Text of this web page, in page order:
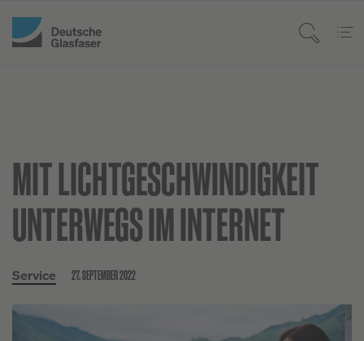
MIT LICHTGESCHWINDIGKEIT
UNTERWEGS IM INTERNET
Service 27. SEPTEMBER 2022